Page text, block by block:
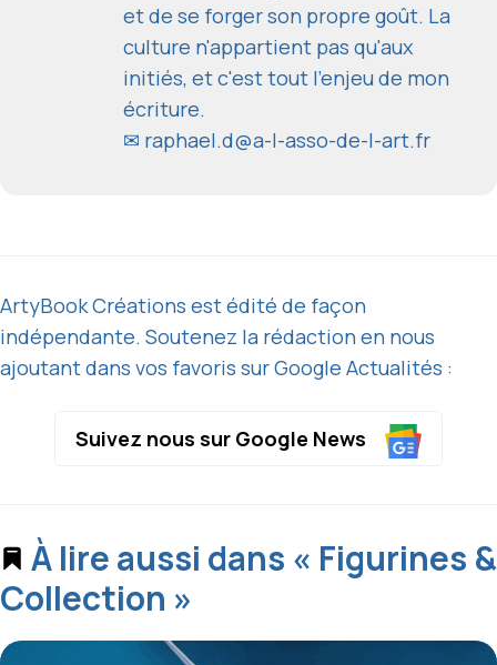
et de se forger son propre goût. La
culture n'appartient pas qu'aux
initiés, et c'est tout l'enjeu de mon
écriture.
✉ raphael.d@a-l-asso-de-l-art.fr
ArtyBook Créations est édité de façon
indépendante. Soutenez la rédaction en nous
ajoutant dans vos favoris sur Google Actualités :
Suivez nous sur Google News
À lire aussi dans « Figurines &
Collection »